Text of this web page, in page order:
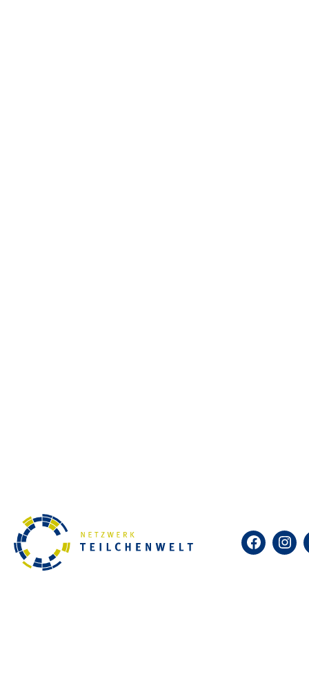
Facebook
Digitale
Tauche ein in die
Welt, von Energie und
oszillieren Neutrinos? Wie
besonders? In fünf
faszinierende Welt der
Die Veranstaltung ist
Termine: donnerstags, 05.11.;
jeweils 16:30 – 18:00 Uhr